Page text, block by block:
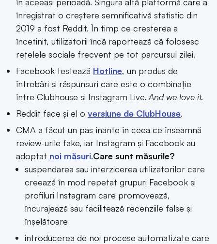
înregistrat o creștere semnificativă statistic din
2019 a fost Reddit. În timp ce creșterea a
încetinit, utilizatorii încă raportează că folosesc
rețelele sociale frecvent pe tot parcursul zilei.
Facebook testează Hotline, un produs de
întrebări și răspunsuri care este o combinație
între Clubhouse și Instagram Live. And we love it.
Reddit face și el o versiune de ClubHouse.
CMA a făcut un pas înante în ceea ce înseamnă
review-urile fake, iar Instagram și Facebook au
adoptat noi măsuri.Care sunt măsurile?
suspendarea sau interzicerea utilizatorilor care
creează în mod repetat grupuri Facebook și
profiluri Instagram care promovează,
încurajează sau facilitează recenziile false și
înșelătoare
introducerea de noi procese automatizate care